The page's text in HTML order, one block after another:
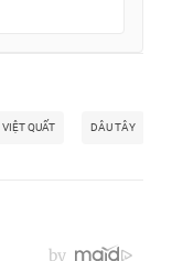
VIỆT QUẤT DÂU TÂY